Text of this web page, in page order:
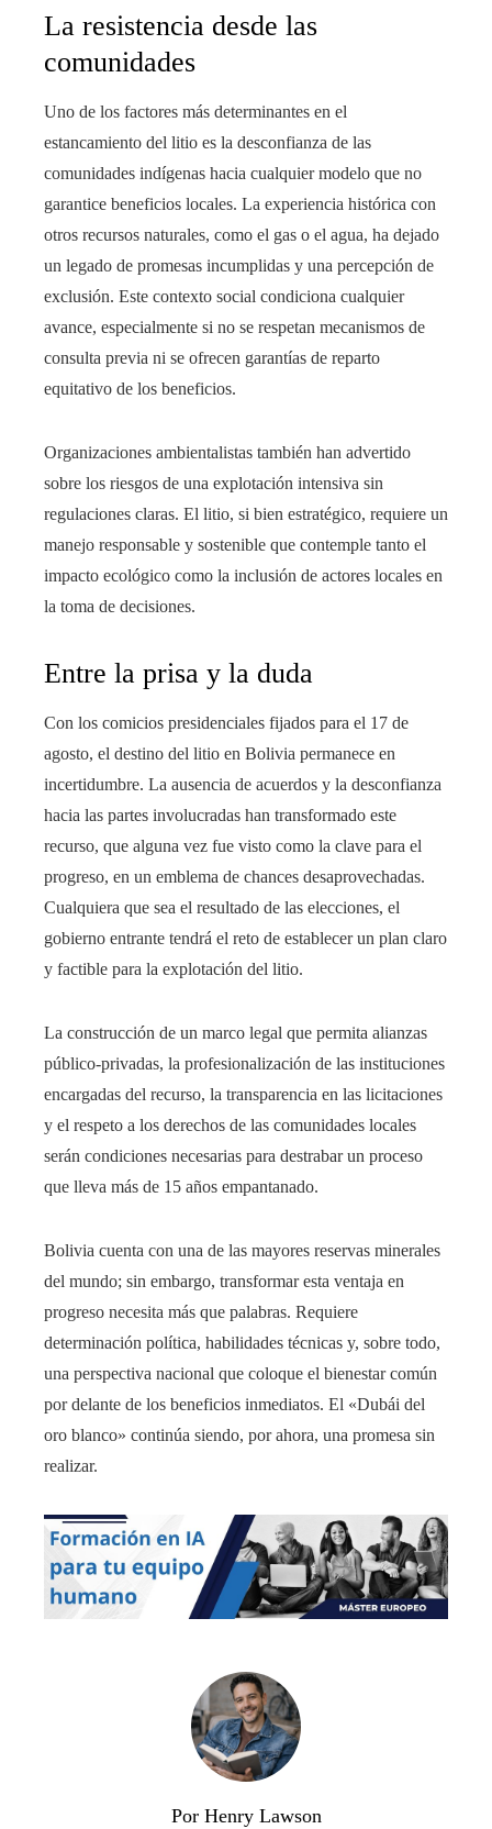
La resistencia desde las
comunidades
Uno de los factores más determinantes en el
estancamiento del litio es la desconfianza de las
comunidades indígenas hacia cualquier modelo que no
garantice beneficios locales. La experiencia histórica con
otros recursos naturales, como el gas o el agua, ha dejado
un legado de promesas incumplidas y una percepción de
exclusión. Este contexto social condiciona cualquier
avance, especialmente si no se respetan mecanismos de
consulta previa ni se ofrecen garantías de reparto
equitativo de los beneficios.
Organizaciones ambientalistas también han advertido
sobre los riesgos de una explotación intensiva sin
regulaciones claras. El litio, si bien estratégico, requiere un
manejo responsable y sostenible que contemple tanto el
impacto ecológico como la inclusión de actores locales en
la toma de decisiones.
Entre la prisa y la duda
Con los comicios presidenciales fijados para el 17 de
agosto, el destino del litio en Bolivia permanece en
incertidumbre. La ausencia de acuerdos y la desconfianza
hacia las partes involucradas han transformado este
recurso, que alguna vez fue visto como la clave para el
progreso, en un emblema de chances desaprovechadas.
Cualquiera que sea el resultado de las elecciones, el
gobierno entrante tendrá el reto de establecer un plan claro
y factible para la explotación del litio.
La construcción de un marco legal que permita alianzas
público-privadas, la profesionalización de las instituciones
encargadas del recurso, la transparencia en las licitaciones
y el respeto a los derechos de las comunidades locales
serán condiciones necesarias para destrabar un proceso
que lleva más de 15 años empantanado.
Bolivia cuenta con una de las mayores reservas minerales
del mundo; sin embargo, transformar esta ventaja en
progreso necesita más que palabras. Requiere
determinación política, habilidades técnicas y, sobre todo,
una perspectiva nacional que coloque el bienestar común
por delante de los beneficios inmediatos. El «Dubái del
oro blanco» continúa siendo, por ahora, una promesa sin
realizar.
Por Henry Lawson